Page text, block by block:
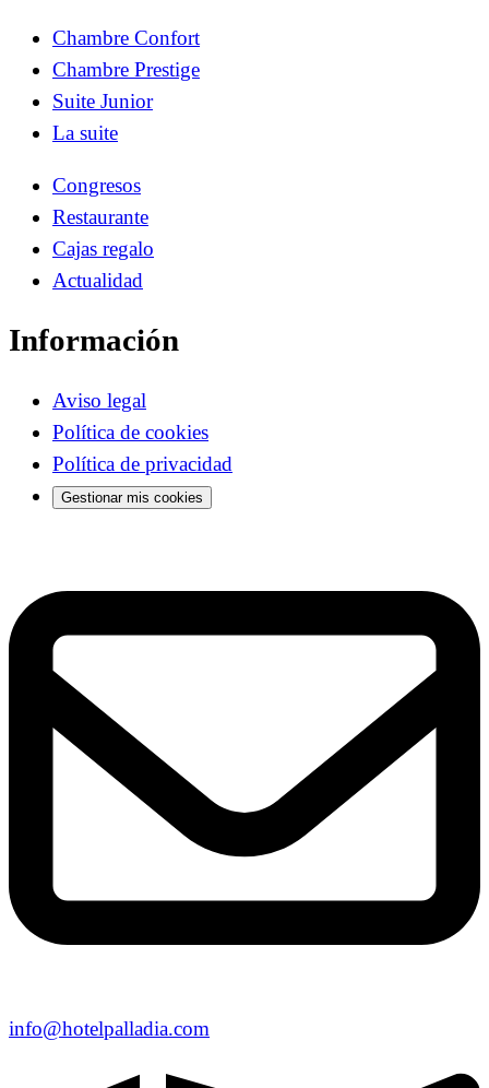
Chambre Confort
Chambre Prestige
Suite Junior
La suite
Congresos
Restaurante
Cajas regalo
Actualidad
Información
Aviso legal
Política de cookies
Política de privacidad
Gestionar mis cookies
info@hotelpalladia.com